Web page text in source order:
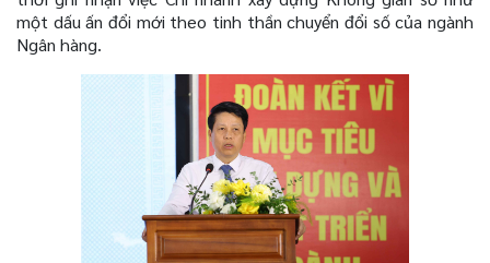
một dấu ấn đổi mới theo tinh thần chuyển đổi số của ngành
Ngân hàng.